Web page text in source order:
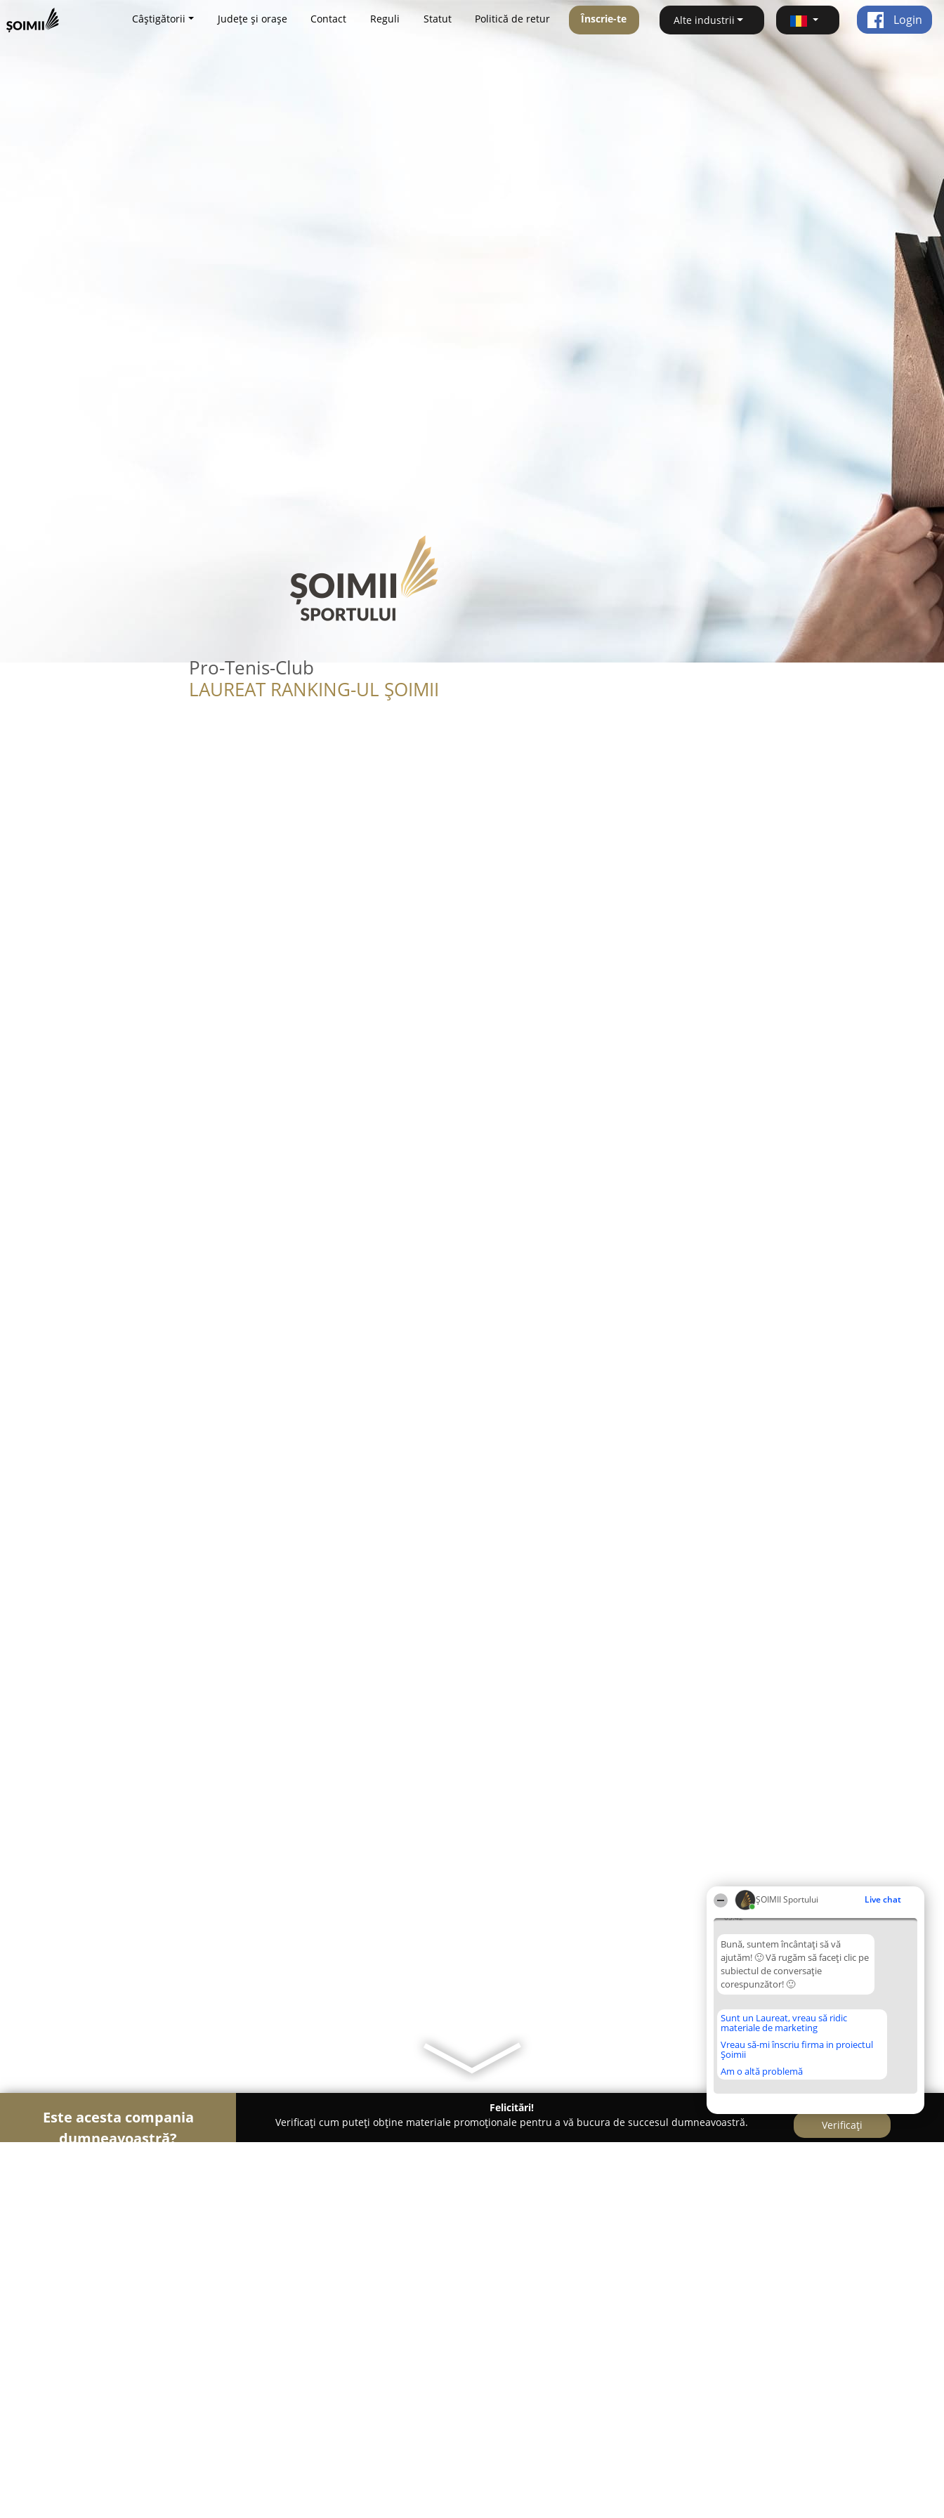
ȘOIMII Sportului Live chat
05:42
Bună, suntem încântați să vă
ajutăm! 🙂 Vă rugăm să faceți clic pe
subiectul de conversație
corespunzător! 🙂
Sunt un Laureat, vreau să ridic
materiale de marketing
Vreau să-mi înscriu firma in proiectul
Șoimii
Am o altă problemă
Câștigătorii Județe și orașe Contact Reguli Statut Politică de retur Înscrie-te Alte industrii Login
Pro-Tenis-Club
LAUREAT RANKING-UL ȘOIMII
Este acesta compania
dumneavoastră?
Felicitări!
Verificați cum puteți obține materiale promoționale pentru a vă bucura de succesul dumneavoastră.
Verificați